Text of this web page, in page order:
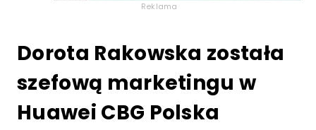
Reklama
Dorota Rakowska została
szefową marketingu w
Huawei CBG Polska